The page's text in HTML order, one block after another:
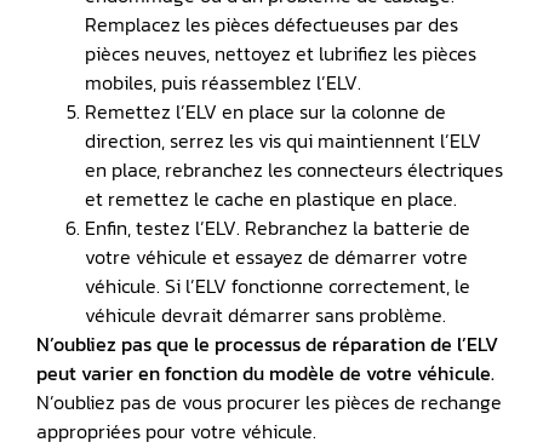
Remplacez les pièces défectueuses par des
pièces neuves, nettoyez et lubrifiez les pièces
mobiles, puis réassemblez l’ELV.
Remettez l’ELV en place sur la colonne de
direction, serrez les vis qui maintiennent l’ELV
en place, rebranchez les connecteurs électriques
et remettez le cache en plastique en place.
Enfin, testez l’ELV. Rebranchez la batterie de
votre véhicule et essayez de démarrer votre
véhicule. Si l’ELV fonctionne correctement, le
véhicule devrait démarrer sans problème.
N’oubliez pas que le processus de réparation de l’ELV
peut varier en fonction du modèle de votre véhicule.
N’oubliez pas de vous procurer les pièces de rechange
appropriées pour votre véhicule.